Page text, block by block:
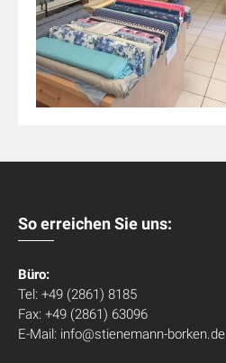
So erreichen Sie uns:
Büro:
Tel: +49 (2861) 8185
Fax: +49 (2861) 63096
E-Mail: info@stienemann-borken.de